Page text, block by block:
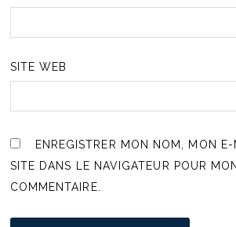
SITE WEB
ENREGISTRER MON NOM, MON
SITE DANS LE NAVIGATEUR POUR
COMMENTAIRE.